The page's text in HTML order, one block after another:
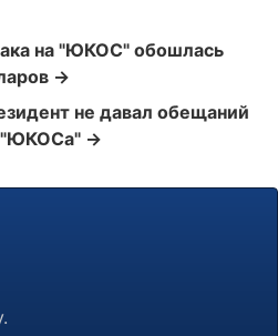
на "ЮКОС" обошлась
→
не давал обещаний
"ЮКОСа" →